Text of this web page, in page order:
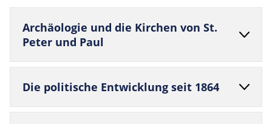
Archäo­logie und die Kir­chen von St.
Peter und Paul
Die poli­ti­sche Ent­wick­lung seit 1864